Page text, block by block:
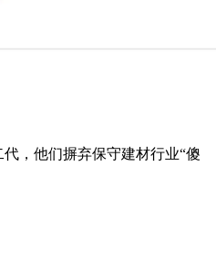
，他们摒弃保守建材行业“傻